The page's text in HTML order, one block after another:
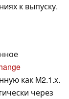
к выпуску.
как M2.1.x.
через